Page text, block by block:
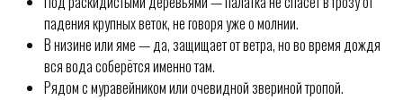
падения крупных веток, не говоря уже о молнии.
В низине или яме — да, защищает от ветра, но во время дождя
вся вода соберётся именно там.
Рядом с муравейником или очевидной звериной тропой.